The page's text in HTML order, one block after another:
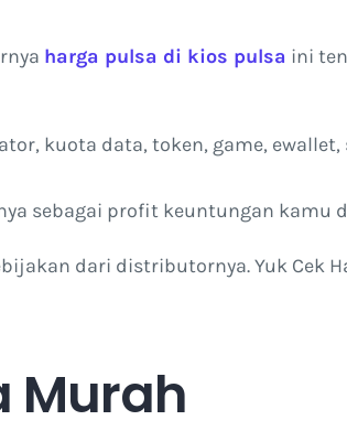
harga pulsa di kios pulsa ini
kuota data, token, game,
sebagai profit keuntungan kamu
dari distributornya. Yuk Cek
Murah